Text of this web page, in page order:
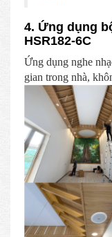
4. Ứng dụng
HSR182-6C
Ứng dụng nghe
gian trong nhà,